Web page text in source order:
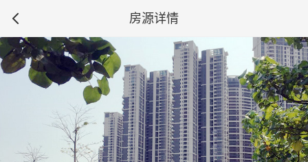
房源详情